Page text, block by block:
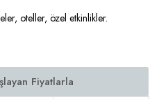
oteller, özel etkinlikler.